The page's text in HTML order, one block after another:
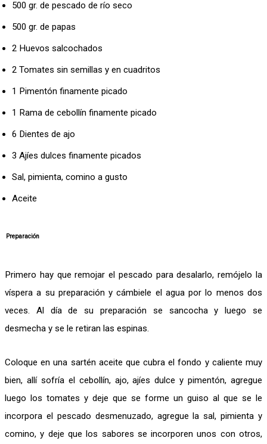
500 gr. de pescado de río seco
500 gr. de papas
2 Huevos salcochados
2 Tomates sin semillas y en cuadritos
1 Pimentón finamente picado
1 Rama de cebollín finamente picado
6 Dientes de ajo
3 Ajíes dulces finamente picados
Sal, pimienta, comino a gusto
Aceite
Preparación
Primero hay que remojar el pescado para desalarlo, remójelo la
víspera a su preparación y cámbiele el agua por lo menos dos
veces. Al día de su preparación se sancocha y luego se
desmecha y se le retiran las espinas.
Coloque en una sartén aceite que cubra el fondo y caliente muy
bien, allí sofría el cebollín, ajo, ajíes dulce y pimentón, agregue
luego los tomates y deje que se forme un guiso al que se le
incorpora el pescado desmenuzado, agregue la sal, pimienta y
comino, y deje que los sabores se incorporen unos con otros,